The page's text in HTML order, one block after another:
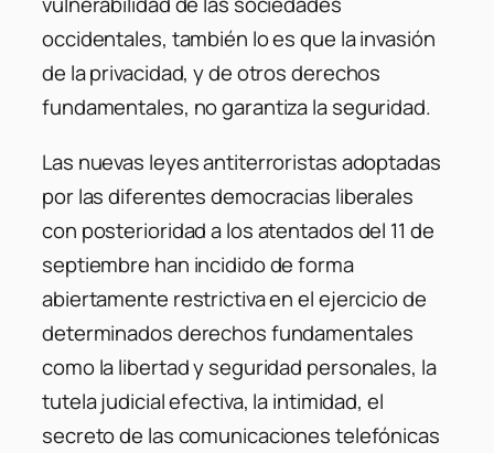
occidentales, también lo es que la invasión
de la privacidad, y de otros derechos
fundamentales, no garantiza la seguridad.
Las nuevas leyes antiterroristas adoptadas
por las diferentes democracias liberales
con posterioridad a los atentados del 11 de
septiembre han incidido de forma
abiertamente restrictiva en el ejercicio de
determinados derechos fundamentales
como la libertad y seguridad personales, la
tutela judicial efectiva, la intimidad, el
secreto de las comunicaciones telefónicas